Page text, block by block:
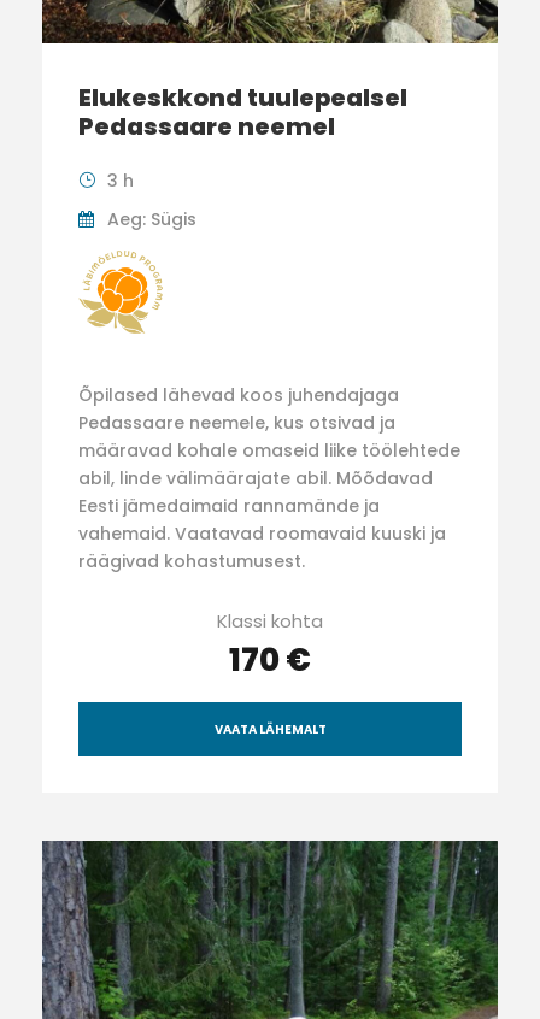
Elukeskkond tuulepealsel
Pedassaare neemel
3 h
Aeg: Sügis
Õpilased lähevad koos juhendajaga
Pedassaare neemele, kus otsivad ja
määravad kohale omaseid liike töölehtede
abil, linde välimäärajate abil. Mõõdavad
Eesti jämedaimaid rannamände ja
vahemaid. Vaatavad roomavaid kuuski ja
räägivad kohastumusest.
Klassi kohta
170 €
VAATA LÄHEMALT